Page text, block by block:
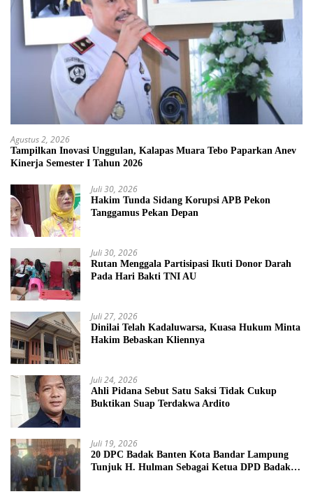
Agustus 2, 2026
Tampilkan Inovasi Unggulan, Kalapas Muara Tebo Paparkan Anev
Kinerja Semester I Tahun 2026
Juli 30, 2026
Hakim Tunda Sidang Korupsi APB Pekon
Tanggamus Pekan Depan
Juli 30, 2026
Rutan Menggala Partisipasi Ikuti Donor Darah
Pada Hari Bakti TNI AU
Juli 27, 2026
Dinilai Telah Kadaluwarsa, Kuasa Hukum Minta
Hakim Bebaskan Kliennya
Juli 24, 2026
Ahli Pidana Sebut Satu Saksi Tidak Cukup
Buktikan Suap Terdakwa Ardito
Juli 19, 2026
20 DPC Badak Banten Kota Bandar Lampung
Tunjuk H. Hulman Sebagai Ketua DPD Badak